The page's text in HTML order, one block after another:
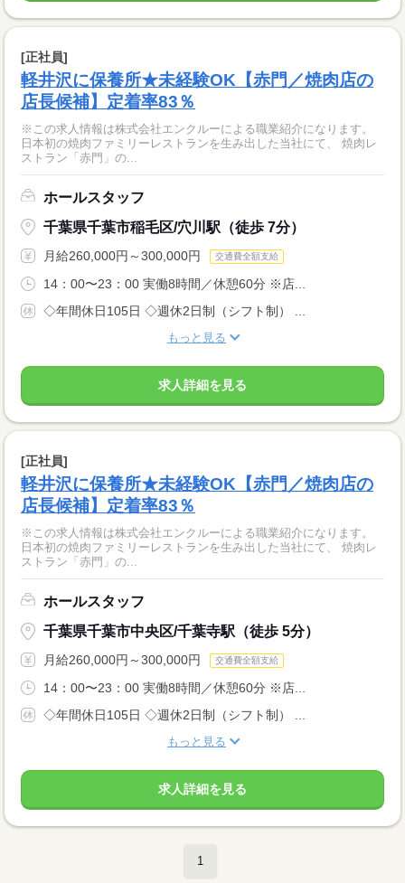
[正社員]
軽井沢に保養所★未経験OK【赤門／焼肉店の
店長候補】定着率83％
※この求人情報は株式会社エンクルーによる職業紹介になります。
日本初の焼肉ファミリーレストランを生み出した当社にて、 焼肉レ
ストラン「赤門」の...
ホールスタッフ
千葉県千葉市稲毛区/穴川駅（徒歩 7分）
月給260,000円～300,000円 交通費全額支給
14：00〜23：00 実働8時間／休憩60分 ※店...
◇年間休日105日 ◇週休2日制（シフト制） ...
もっと見る
求人詳細を見る
[正社員]
軽井沢に保養所★未経験OK【赤門／焼肉店の
店長候補】定着率83％
※この求人情報は株式会社エンクルーによる職業紹介になります。
日本初の焼肉ファミリーレストランを生み出した当社にて、 焼肉レ
ストラン「赤門」の...
ホールスタッフ
千葉県千葉市中央区/千葉寺駅（徒歩 5分）
月給260,000円～300,000円 交通費全額支給
14：00〜23：00 実働8時間／休憩60分 ※店...
◇年間休日105日 ◇週休2日制（シフト制） ...
もっと見る
求人詳細を見る
1